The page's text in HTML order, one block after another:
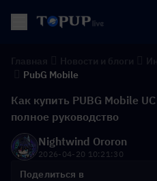
PubG Mobile
Как купить PUBG Mobile
полное руководство
Nightwind Ororon
2026-04-20 10:21:30
Поделиться в